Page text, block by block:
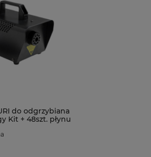
do odgrzybiana
Kit + 48szt. płynu